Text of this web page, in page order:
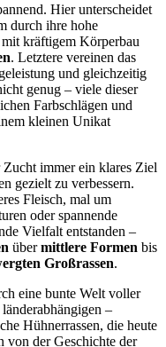
Hier unterscheidet
durch ihre hohe
mit kräftigem Körperbau
. Letztere vereinen das
und gleichzeitig
genug – viele dieser
Farbschlägen und
kleinen Unikat
immer ein klares Ziel
gezielt zu verbessern.
Fleisch, mal um
oder spannende
Vielfalt entstanden –
übermittlere Formen bis
Großrassen.
eine bunte Welt voller
–
Hühnerrassen, die heute
von der Geschichte der